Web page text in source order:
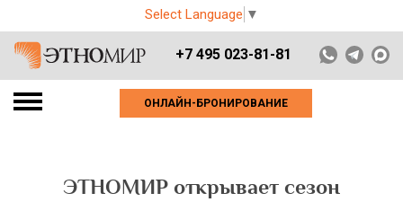
Select Language ▼
+7 495 023-81-81
ОНЛАЙН-БРОНИРОВАНИЕ
ЭТНОМИР открывает сезон